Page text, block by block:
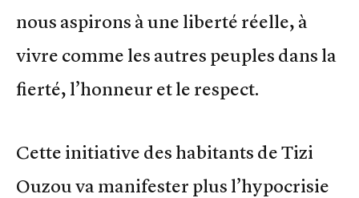
nous aspirons à une liberté réelle, à
vivre comme les autres peuples dans la
fierté, l’honneur et le respect.
Cette initiative des habitants de Tizi
Ouzou va manifester plus l’hypocrisie